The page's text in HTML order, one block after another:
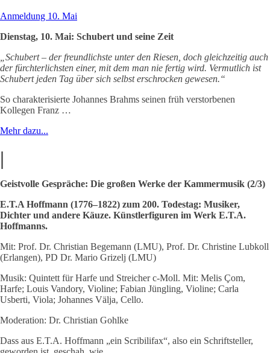
Anmeldung 10. Mai
Dienstag, 10. Mai: Schubert und seine Zeit
„Schubert – der freundlichste unter den Riesen, doch gleichzeitig auch
der fürchterlichsten einer, mit dem man nie fertig wird. Vermutlich ist
Schubert jeden Tag über sich selbst erschrocken gewesen.“
So charakterisierte Johannes Brahms seinen früh verstorbenen
Kollegen Franz …
Mehr dazu...
|
Geistvolle Gespräche: Die großen Werke der Kammermusik (2/3)
E.T.A Hoffmann (1776–1822) zum 200. Todestag: Musiker,
Dichter und andere Käuze. Künstlerfiguren im Werk E.T.A.
Hoffmanns.
Mit: Prof. Dr. Christian Begemann (LMU), Prof. Dr. Christine Lubkoll
(Erlangen), PD Dr. Mario Grizelj (LMU)
Musik: Quintett für Harfe und Streicher c-Moll. Mit: Melis Çom,
Harfe; Louis Vandory, Violine; Fabian Jüngling, Violine; Carla
Usberti, Viola; Johannes Välja, Cello.
Moderation: Dr. Christian Gohlke
Dass aus E.T.A. Hoffmann „ein Scribilifax“, also ein Schriftsteller,